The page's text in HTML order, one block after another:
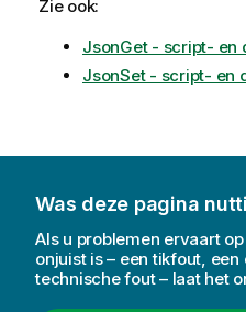
Zie ook:
JsonGet - script- en
JsonSet - script- en
Was deze pagina
Als u problemen ervaart
onjuist is – een tikfout,
technische fout – laat het